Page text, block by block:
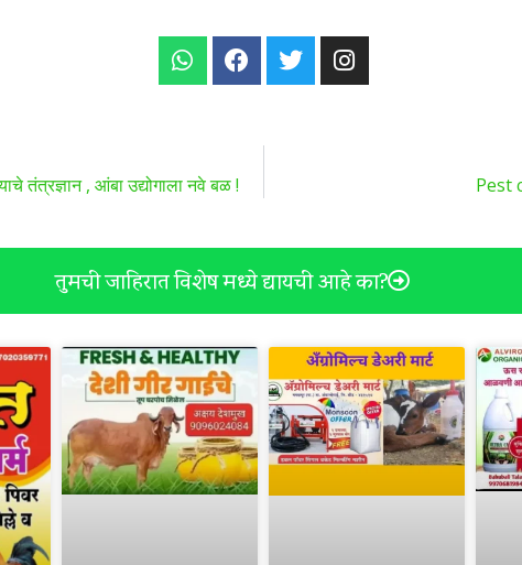
तंत्रज्ञान , आंबा उद्योगाला नवे बळ !
Pest
तुमची जाहिरात विशेष मध्ये द्यायची आहे का?